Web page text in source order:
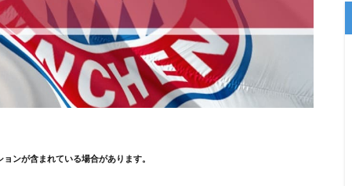
ンが含まれている場合があります。